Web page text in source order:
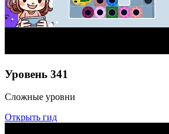
Уровень 341
Сложные уровни
Открыть гид